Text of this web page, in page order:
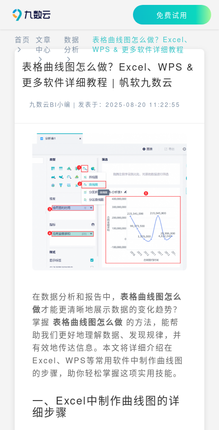
免费试用
首页
文章
中心
数据
分析
表格曲线图怎么做？Excel、
WPS & 更多软件详细教程
表格曲线图怎么做？Excel、WPS &
更多软件详细教程 | 帆软九数云
九数云BI小编 | 发表于：2025-08-20 11:22:55
在数据分析和报告中， 表格曲线图怎么
做才能更清晰地展示数据的变化趋势？
掌握 表格曲线图怎么做 的方法，能帮
助我们更好地理解数据、发现规律，并
有效地传达信息。本文将详细介绍在
Excel、WPS等常用软件中制作曲线图
的步骤，助你轻松掌握这项实用技能。
一、Excel中制作曲线图的详
细步骤